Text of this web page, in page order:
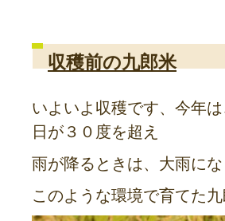
収穫前の九郎米
いよいよ収穫です、今年
日が３０度を超え
雨が降るときは、大雨に
このような環境で育てた